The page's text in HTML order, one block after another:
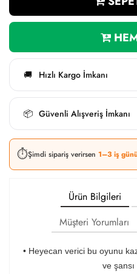
🚚 Hızlı Kargo İmkanı
📦 Güvenli Alışveriş İmkanı
⏱️Şimdi sipariş verirsen 1–3 iş
Ürün Bilgileri
Müşteri Yorumları
• Heyecan verici bu oyunu
ve şansı